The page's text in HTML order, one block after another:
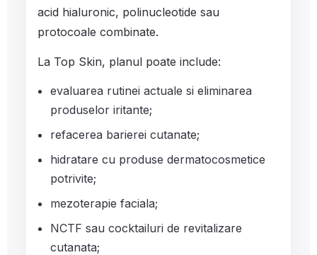
acid hialuronic, polinucleotide sau
protocoale combinate.
La Top Skin, planul poate include:
evaluarea rutinei actuale si eliminarea
produselor iritante;
refacerea barierei cutanate;
hidratare cu produse dermatocosmetice
potrivite;
mezoterapie faciala;
NCTF sau cocktailuri de revitalizare
cutanata;